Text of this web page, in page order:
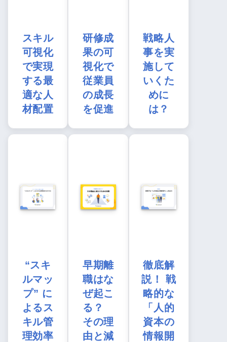
スキル
可視化
で実現
する最
適な人
材配置
研修成
果の可
視化で
従業員
の成長
を促進
戦略人
事を実
施して
いくた
めに
は？
“スキ
ルマッ
プ” に
よるス
キル管
理効率
早期離
職はな
ぜ起こ
る？
その理
由と減
徹底解
説！ 戦
略的な
「人的
資本の
情報開